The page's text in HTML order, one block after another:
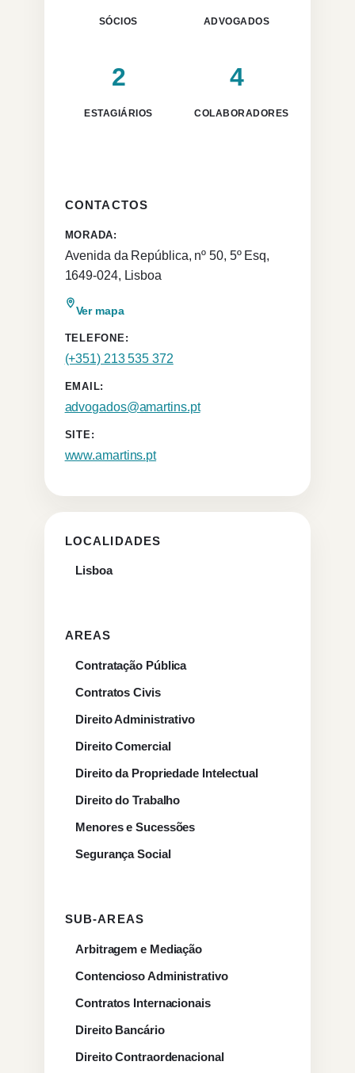
SÓCIOS ADVOGADOS
2
ESTAGIÁRIOS
4
COLABORADORES
CONTACTOS
MORADA:
Avenida da República, nº 50, 5º Esq,
1649-024, Lisboa
Ver mapa
TELEFONE:
(+351) 213 535 372
EMAIL:
advogados@amartins.pt
SITE:
www.amartins.pt
LOCALIDADES
Lisboa
AREAS
Contratação Pública
Contratos Civis
Direito Administrativo
Direito Comercial
Direito da Propriedade Intelectual
Direito do Trabalho
Menores e Sucessões
Segurança Social
SUB-AREAS
Arbitragem e Mediação
Contencioso Administrativo
Contratos Internacionais
Direito Bancário
Direito Contraordenacional